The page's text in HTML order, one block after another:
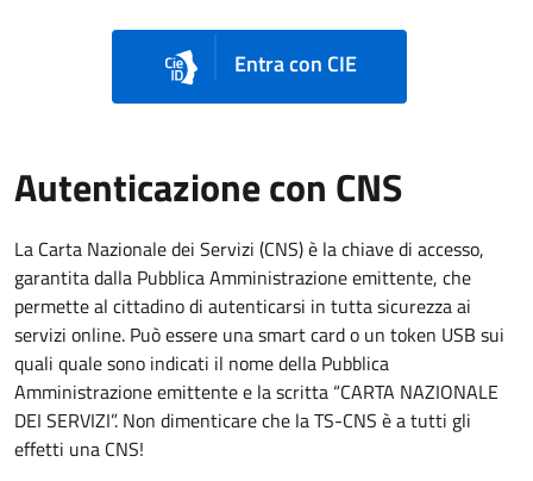
Entra con CIE
Autenticazione con CNS
La Carta Nazionale dei Servizi (CNS) è la chiave di accesso,
garantita dalla Pubblica Amministrazione emittente, che
permette al cittadino di autenticarsi in tutta sicurezza ai
servizi online. Può essere una smart card o un token USB sui
quali quale sono indicati il nome della Pubblica
Amministrazione emittente e la scritta “CARTA NAZIONALE
DEI SERVIZI”. Non dimenticare che la TS-CNS è a tutti gli
effetti una CNS!